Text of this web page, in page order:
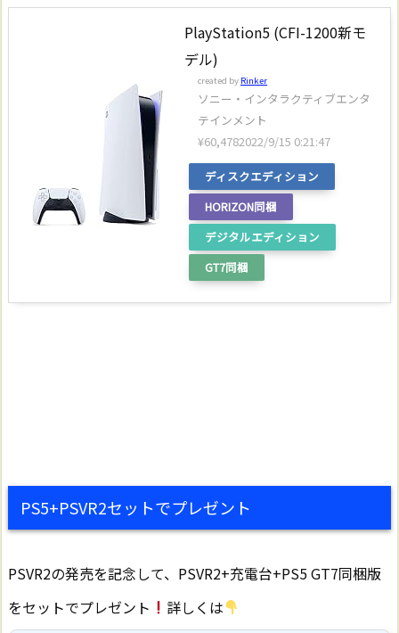
PlayStation5 (CFI-1200新モ
デル)
created by Rinker
ソニー・インタラクティブエンタ
テインメント
¥60,4782022/9/15 0:21:47
ディスクエディション
HORIZON同梱
デジタルエディション
GT7同梱
PS5+PSVR2セットでプレゼント
PSVR2の発売を記念して、PSVR2+充電台+PS5 GT7同梱版
をセットでプレゼント
詳しくは